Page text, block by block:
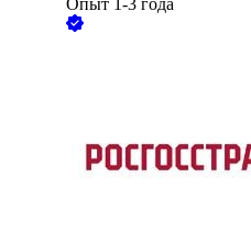
Опыт 1-3 года